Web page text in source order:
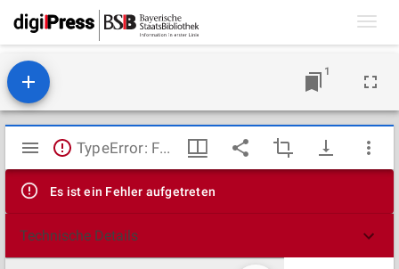
1
Mirador
Viewer
TypeError: Failed to fetch
Es ist ein Fehler aufgetreten
Technische Details